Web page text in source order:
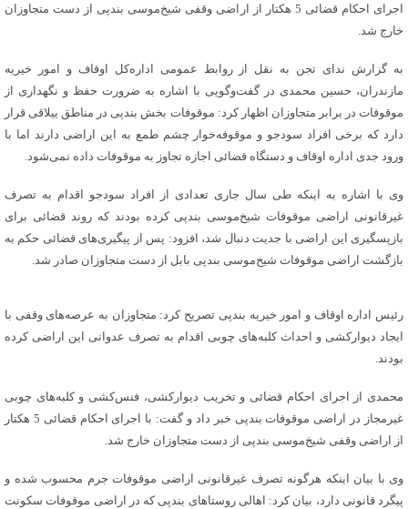
اجرای احکام قضائی 5 هکتار از اراضی وقفی شیخ‌موسی بندپی از دست متجاوزان
خارج شد.
به گزارش ندای تجن به نقل از روابط عمومی اداره‌کل اوقاف و امور خیریه
مازندران، حسین محمدی در گفت‌وگویی با اشاره به ضرورت حفظ و نگهداری از
موقوفات در برابر متجاوزان اظهار کرد: موقوفات بخش بندپی در مناطق ییلاقی قرار
دارد که برخی افراد سودجو و موقوفه‌خوار چشم طمع به این اراضی دارند اما با
ورود جدی اداره اوقاف و دستگاه قضائی اجازه تجاوز به موقوفات داده نمی‌شود.
وی با اشاره به اینکه طی سال جاری تعدادی از افراد سودجو اقدام به تصرف
غیرقانونی اراضی موقوفات شیخ‌موسی بندپی کرده بودند که روند قضائی برای
بازپسگیری این اراضی با جدیت دنبال شد، افزود: پس از پیگیری‌های قضائی حکم به
بازگشت اراضی موقوفات شیخ‌موسی بندپی بابل از دست متجاوزان صادر شد.
رئیس اداره اوقاف و امور خیریه بندپی تصریح کرد: متجاوزان به عرصه‌های وقفی با
ایجاد دیوارکشی و احداث کلبه‌های چوبی اقدام به تصرف عدوانی این اراضی کرده
بودند.
محمدی از اجرای احکام قضائی و تخریب دیوارکشی، فنس‌کشی و کلبه‌های چوبی
غیرمجاز در اراضی موقوفات بندپی خبر داد و گفت: با اجرای احکام قضائی 5 هکتار
از اراضی وقفی شیخ‌موسی بندپی از دست متجاوزان خارج شد.
وی با بیان اینکه هرگونه تصرف غیرقانونی اراضی موقوفات جرم محسوب شده و
پیگرد قانونی دارد، بیان کرد: اهالی روستاهای بندپی که در اراضی موقوفات سکونت